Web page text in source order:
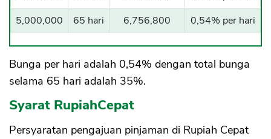
5,000,000
65 hari 6,756,800 0,54% per hari
Bunga per hari adalah 0,54% dengan total bunga
selama 65 hari adalah 35%.
Syarat RupiahCepat
Persyaratan pengajuan pinjaman di Rupiah Cepat